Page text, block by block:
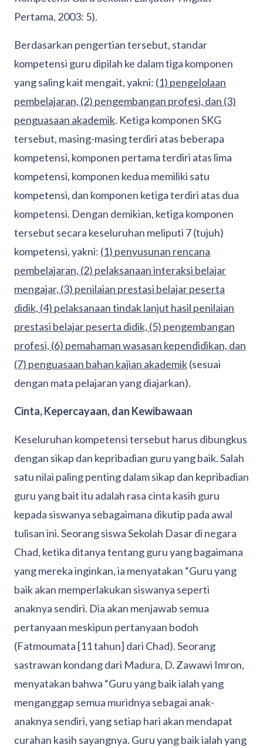
Pertama, 2003: 5).
Berdasarkan pengertian tersebut, standar
kompetensi guru dipilah ke dalam tiga komponen
yang saling kait mengait, yakni: (1) pengelolaan
pembelajaran, (2) pengembangan profesi, dan (3)
penguasaan akademik. Ketiga komponen SKG
tersebut, masing-masing terdiri atas beberapa
kompetensi, komponen pertama terdiri atas lima
kompetensi, komponen kedua memiliki satu
kompetensi, dan komponen ketiga terdiri atas dua
kompetensi. Dengan demikian, ketiga komponen
tersebut secara keseluruhan meliputi 7 (tujuh)
kompetensi, yakni: (1) penyusunan rencana
pembelajaran, (2) pelaksanaan interaksi belajar
mengajar, (3) penilaian prestasi belajar peserta
didik, (4) pelaksanaan tindak lanjut hasil penilaian
prestasi belajar peserta didik, (5) pengembangan
profesi, (6) pemahaman wasasan kependidikan, dan
(7) penguasaan bahan kajian akademik(sesuai
dengan mata pelajaran yang diajarkan).
Cinta, Kepercayaan, dan Kewibawaan
Keseluruhan kompetensi tersebut harus dibungkus
dengan sikap dan kepribadian guru yang baik. Salah
satu nilai paling penting dalam sikap dan kepribadian
guru yang bait itu adalah rasa cinta kasih guru
kepada siswanya sebagaimana dikutip pada awal
tulisan ini. Seorang siswa Sekolah Dasar di negara
Chad, ketika ditanya tentang guru yang bagaimana
yang mereka inginkan, ia menyatakan “Guru yang
baik akan memperlakukan siswanya seperti
anaknya sendiri. Dia akan menjawab semua
pertanyaan meskipun pertanyaan bodoh
(Fatmoumata [11 tahun] dari Chad). Seorang
sastrawan kondang dari Madura, D. Zawawi Imron,
menyatakan bahwa “Guru yang baik ialah yang
menganggap semua muridnya sebagai anak-
anaknya sendiri, yang setiap hari akan mendapat
curahan kasih sayangnya. Guru yang baik ialah yang